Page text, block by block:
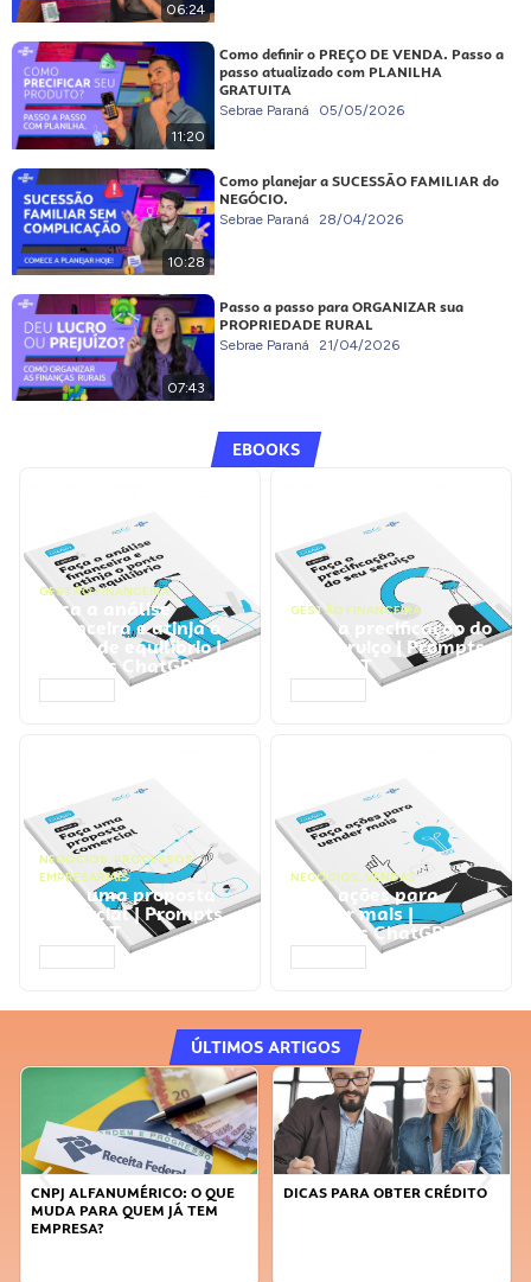
06:24
11:20
Como definir o PREÇO DE VENDA. Passo a
passo atualizado com PLANILHA
GRATUITA
Sebrae Paraná 05/05/2026
10:28
Como planejar a SUCESSÃO FAMILIAR do
NEGÓCIO.
Sebrae Paraná 28/04/2026
07:43
Passo a passo para ORGANIZAR sua
PROPRIEDADE RURAL
Sebrae Paraná 21/04/2026
EBOOKS
GESTÃO FINANCEIRA
Faça a análise
financeira e atinja o
ponto de equilíbrio |
Prompts ChatGPT
GESTÃO FINANCEIRA
Faça a precificação do
seu serviço | Prompts
ChatGPT
NEGÓCIOS, PROCESSOS
EMPRESARIAIS
Faça uma proposta
comercial | Prompts
ChatGPT
NEGÓCIOS, VENDAS
Faça ações para
vender mais |
Prompts ChatGPT
ÚLTIMOS ARTIGOS
CNPJ ALFANUMÉRICO: O QUE
MUDA PARA QUEM JÁ TEM
EMPRESA?
DICAS PARA OBTER CRÉDITO